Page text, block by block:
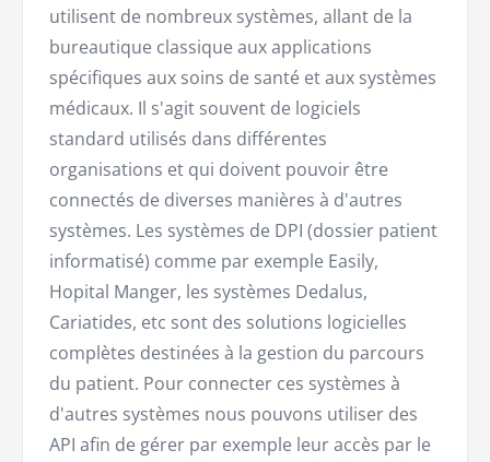
utilisent de nombreux systèmes, allant de la
bureautique classique aux applications
spécifiques aux soins de santé et aux systèmes
médicaux. Il s'agit souvent de logiciels
standard utilisés dans différentes
organisations et qui doivent pouvoir être
connectés de diverses manières à d'autres
systèmes. Les systèmes de DPI (dossier patient
informatisé) comme par exemple Easily,
Hopital Manger, les systèmes Dedalus,
Cariatides, etc sont des solutions logicielles
complètes destinées à la gestion du parcours
du patient. Pour connecter ces systèmes à
d'autres systèmes nous pouvons utiliser des
API afin de gérer par exemple leur accès par le